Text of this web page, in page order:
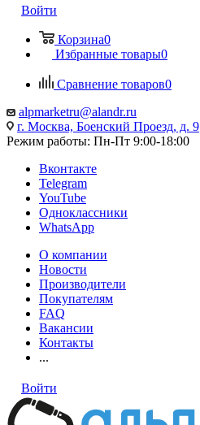
Войти
Корзина0
Избранные товары0
Сравнение товаров0
alpmarketru@alandr.ru
г. Москва, Боенский Проезд, д. 9
Режим работы: Пн-Пт 9:00-18:00
Вконтакте
Telegram
YouTube
Одноклассники
WhatsApp
О компании
Новости
Производители
Покупателям
FAQ
Вакансии
Контакты
...
Войти